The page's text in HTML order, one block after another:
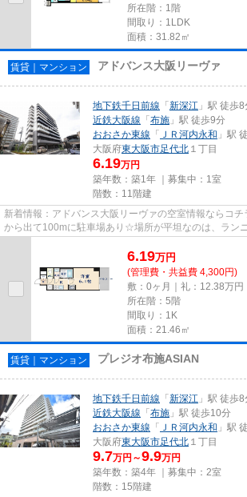
所在階：1階
間取り：1LDK
面積：31.82㎡
賃貸｜マンション アドバンス大阪リーヴァ
地下鉄千日前線 「新深江 」駅 徒歩8
近鉄大阪線 「布施 」駅 徒歩9分
おおさか東線 「 ＪＲ河内永和 」駅
大阪府東大阪市足代北 １丁目
6.19万円
築年数：築1年 ｜募集中： 1室
階数：11階建
新着情報：アドバンス大阪リーヴァの空室情報ならコ
から出て100mに駐車場あり☆場所が平坦なのは、ラン
いポイントですね☆朝に慌てること...
6.19万円
(管理費・共益費 4,300円)
敷：0ヶ月｜礼：12.38万円
所在階：5階
間取り：1K
面積：21.46㎡
賃貸｜マンション プレジオ布施ASIAN
地下鉄千日前線 「新深江 」駅 徒歩8
近鉄大阪線 「布施 」駅 徒歩10分
おおさか東線 「 ＪＲ河内永和 」駅
大阪府東大阪市足代北 １丁目
9.7万円～9.9万円
築年数：築4年 ｜募集中： 2室
階数：15階建